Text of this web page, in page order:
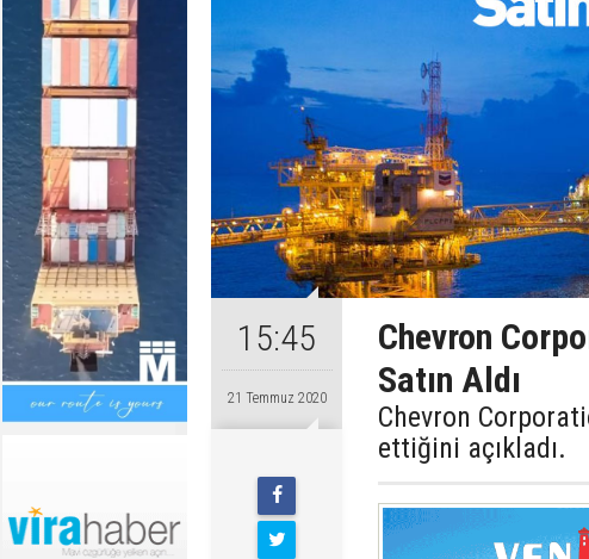
15:45
21 Temmuz 2020
Chevron
Satın Aldı
Chevron
ettiğini açıkladı.